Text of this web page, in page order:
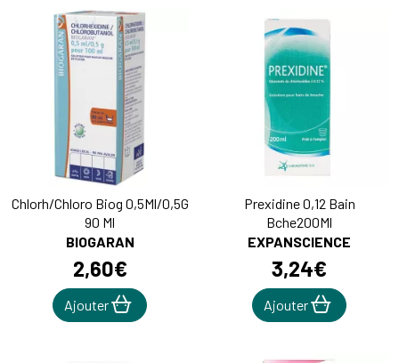
Chlorh/Chloro Biog 0,5Ml/0,5G
90 Ml
BIOGARAN
2,60€
Ajouter
Prexidine 0,12 Bain
Bche200Ml
EXPANSCIENCE
3,24€
Ajouter